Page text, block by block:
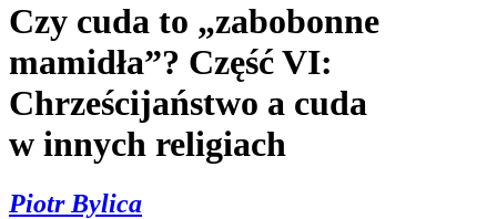
Czy cuda to „zabobonne
mamidła”? Część VI:
Chrześcijaństwo a cuda
w innych religiach
Piotr Bylica